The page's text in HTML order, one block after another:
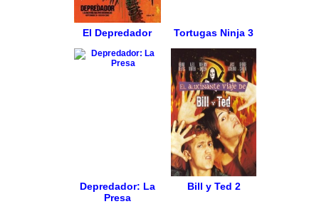
El Depredador Tortugas Ninja 3
Depredador: La
Presa
Bill y Ted 2